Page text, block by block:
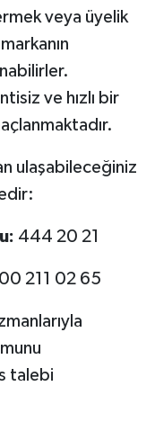
veya üyelik
ve hızlı bir
ulaşabileceğiniz
444 20 21
211 02 65
talebi